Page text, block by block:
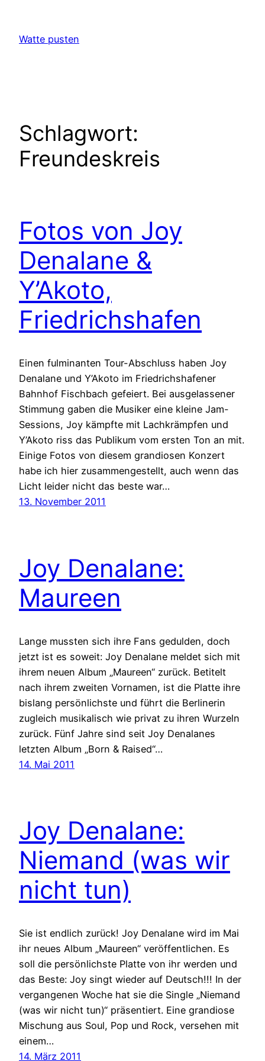
springen
Watte pusten
Schlagwort:
Freundeskreis
Fotos von Joy
Denalane &
Y’Akoto,
Friedrichshafen
Einen fulminanten Tour-Abschluss haben Joy
Denalane und Y’Akoto im Friedrichshafener
Bahnhof Fischbach gefeiert. Bei ausgelassener
Stimmung gaben die Musiker eine kleine Jam-
Sessions, Joy kämpfte mit Lachkrämpfen und
Y’Akoto riss das Publikum vom ersten Ton an mit.
Einige Fotos von diesem grandiosen Konzert
habe ich hier zusammengestellt, auch wenn das
Licht leider nicht das beste war…
13. November 2011
Joy Denalane:
Maureen
Lange mussten sich ihre Fans gedulden, doch
jetzt ist es soweit: Joy Denalane meldet sich mit
ihrem neuen Album „Maureen“ zurück. Betitelt
nach ihrem zweiten Vornamen, ist die Platte ihre
bislang persönlichste und führt die Berlinerin
zugleich musikalisch wie privat zu ihren Wurzeln
zurück. Fünf Jahre sind seit Joy Denalanes
letzten Album „Born & Raised“…
14. Mai 2011
Joy Denalane:
Niemand (was wir
nicht tun)
Sie ist endlich zurück! Joy Denalane wird im Mai
ihr neues Album „Maureen“ veröffentlichen. Es
soll die persönlichste Platte von ihr werden und
das Beste: Joy singt wieder auf Deutsch!!! In der
vergangenen Woche hat sie die Single „Niemand
(was wir nicht tun)“ präsentiert. Eine grandiose
Mischung aus Soul, Pop und Rock, versehen mit
einem…
14. März 2011